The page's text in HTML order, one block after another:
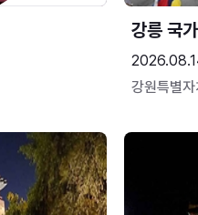
강릉 국
강원특별자